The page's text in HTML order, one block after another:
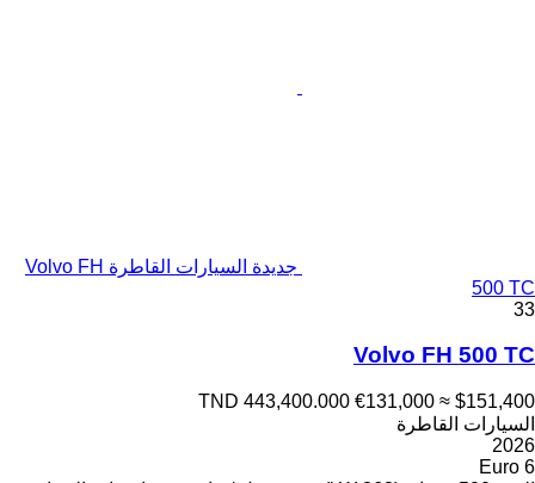
جديدة السيارات القاطرة Volvo FH
500 TC
33
Volvo FH 500 TC
TND 443,400.000 €131,000 ≈ $151,400
السيارات القاطرة
2026
Euro 6